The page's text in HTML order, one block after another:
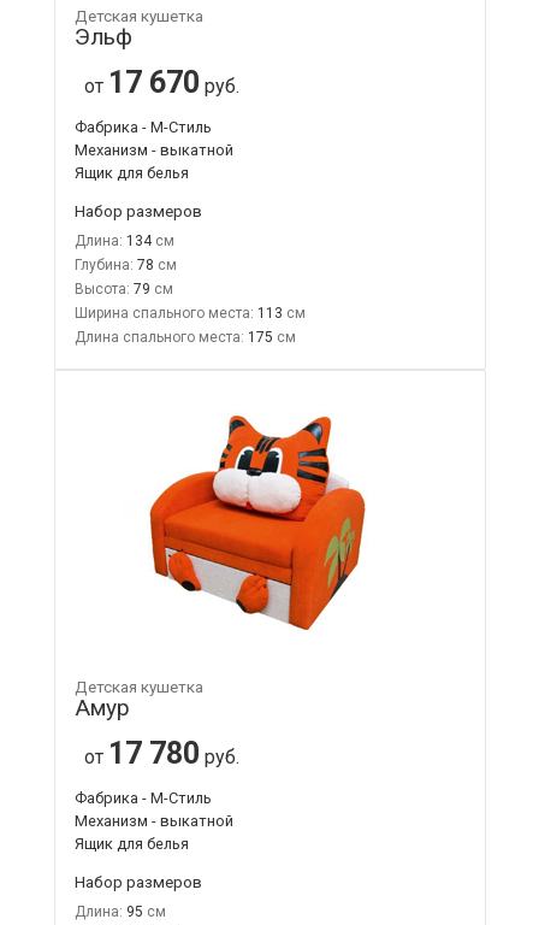
Детская кушетка
Эльф
от 17 670 руб.
Фабрика - М-Стиль
Механизм - выкатной
Ящик для белья
Набор размеров
Длина: 134
Глубина: 78
Высота: 79
Ширина спального места: 113
Длина спального места: 175
Детская кушетка
Амур
от 17 780 руб.
Фабрика - М-Стиль
Механизм - выкатной
Ящик для белья
Набор размеров
Длина: 95